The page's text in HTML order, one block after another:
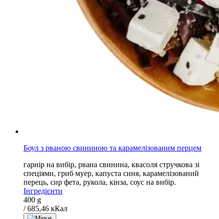
Боул з рваною свининою та карамелізованим перцем
гарнір на вибір, рвана свинина, квасоля стручкова зі
спеціями, гриб муер, капуста синя, карамелізований
перець, сир фета, рукола, кінза, соус на вибір.
Інгредієнти
400 g
/ 685,46 кКал